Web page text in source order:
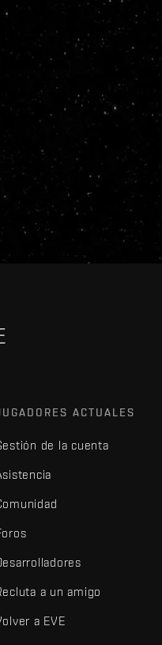
ACTUALES
de la cuenta
a un amigo
a EVE